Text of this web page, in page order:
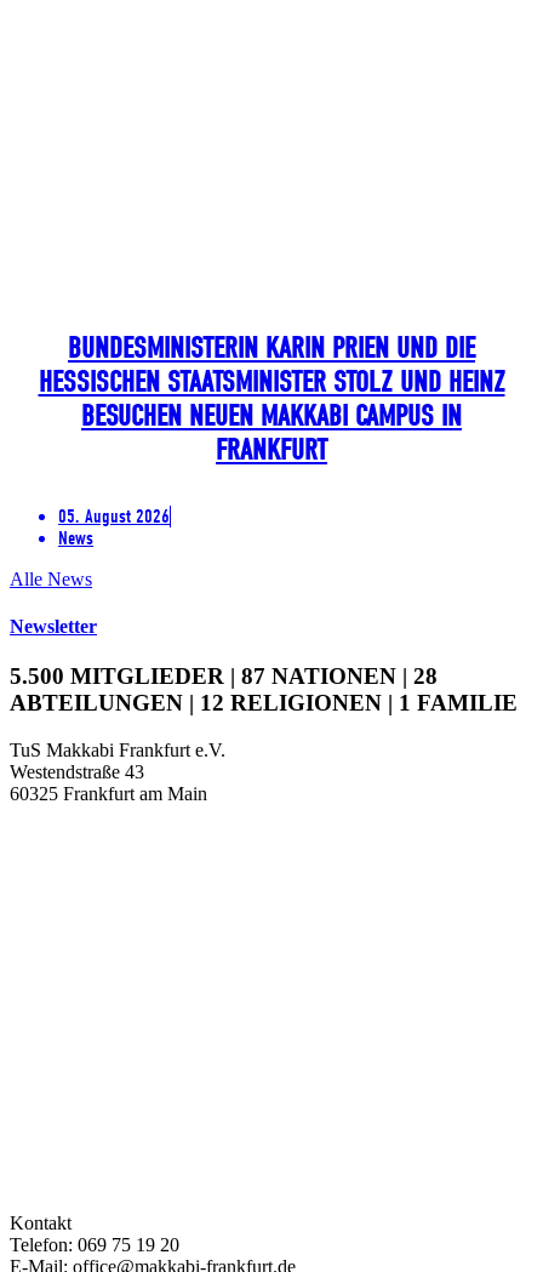
BUNDESMINISTERIN KARIN PRIEN UND DIE
HESSISCHEN STAATSMINISTER STOLZ UND HEINZ
BESUCHEN NEUEN MAKKABI CAMPUS IN
FRANKFURT
05. August 2026
News
Alle News
Newsletter
5.500 MITGLIEDER | 87 NATIONEN | 28
ABTEILUNGEN | 12 RELIGIONEN | 1 FAMILIE
TuS Makkabi Frankfurt e.V.
Westendstraße 43
60325 Frankfurt am Main
Kontakt
Telefon: 069 75 19 20
E-Mail: office@makkabi-frankfurt.de